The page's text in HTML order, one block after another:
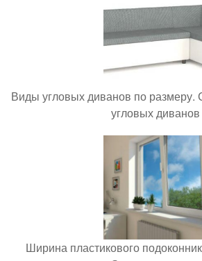
Виды угловых диванов по размеру.
угловых диванов
Ширина пластикового